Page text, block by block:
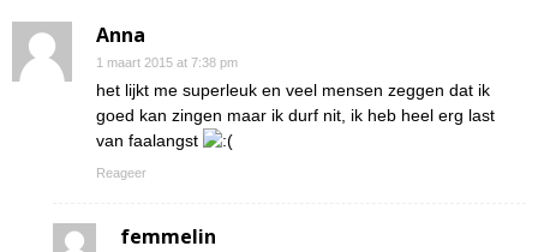
Anna
1 maart 2015 at 7:38 pm
het lijkt me superleuk en veel mensen zeggen dat ik
goed kan zingen maar ik durf nit, ik heb heel erg last
van faalangst
Reageer
femmelin